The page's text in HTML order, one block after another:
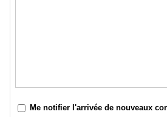
Me notifier l'arrivée de nouveaux